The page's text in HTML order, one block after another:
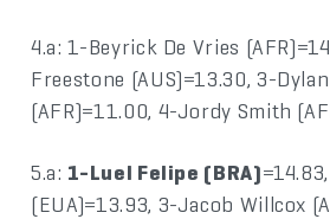
4.a: 1-Beyrick De Vries
Freestone (AUS)=13.30, 3-
(AFR)=11.00, 4-Jordy Smith
5.a: 1-Luel Felipe (BRA)
(EUA)=13.93, 3-Jacob Willcox